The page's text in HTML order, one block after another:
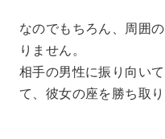
なのでもちろん、周囲
りません。
相手の男性に振り向い
て、彼女の座を勝ち取り